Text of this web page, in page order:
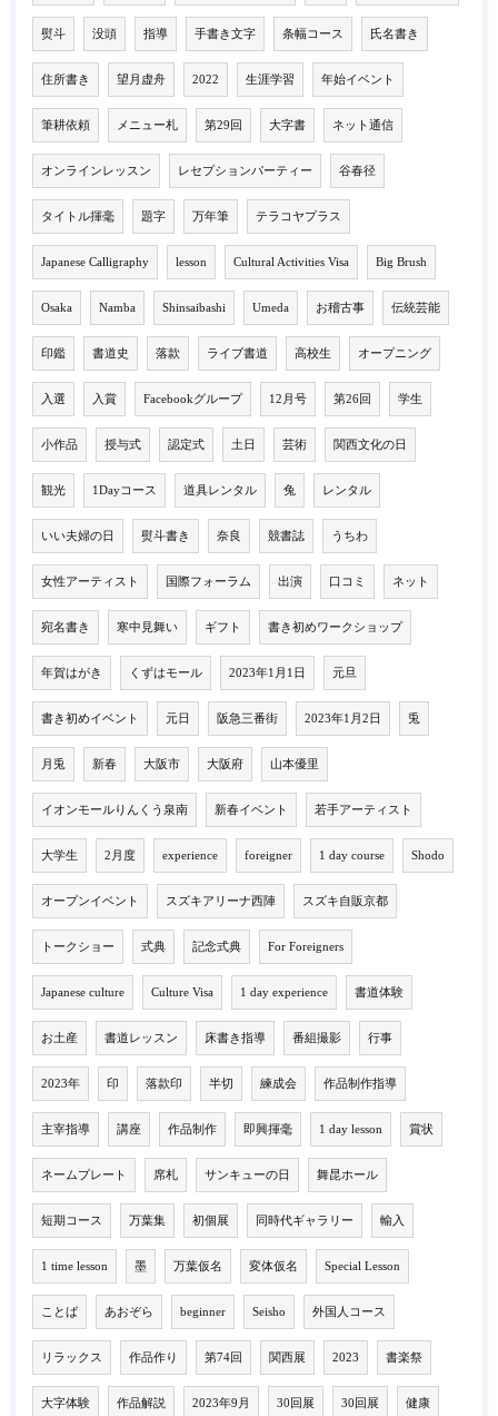
熨斗 没頭 指導 手書き文字 条幅コース 氏名書き
住所書き 望月虚舟 2022 生涯学習 年始イベント
筆耕依頼 メニュー札 第29回 大字書 ネット通信
オンラインレッスン レセプションパーティー 谷春径
タイトル揮毫 題字 万年筆 テラコヤプラス
Japanese Calligraphy lesson Cultural Activities Visa Big Brush
Osaka Namba Shinsaibashi Umeda お稽古事 伝統芸能
印鑑 書道史 落款 ライブ書道 高校生 オープニング
入選 入賞 Facebookグループ 12月号 第26回 学生
小作品 授与式 認定式 土日 芸術 関西文化の日
観光 1Dayコース 道具レンタル 兔 レンタル
いい夫婦の日 熨斗書き 奈良 競書誌 うちわ
女性アーティスト 国際フォーラム 出演 口コミ ネット
宛名書き 寒中見舞い ギフト 書き初めワークショップ
年賀はがき くずはモール 2023年1月1日 元旦
書き初めイベント 元日 阪急三番街 2023年1月2日 兎
月兎 新春 大阪市 大阪府 山本優里
イオンモールりんくう泉南 新春イベント 若手アーティスト
大学生 2月度 experience foreigner 1 day course Shodo
オープンイベント スズキアリーナ西陣 スズキ自販京都
トークショー 式典 記念式典 For Foreigners
Japanese culture Culture Visa 1 day experience 書道体験
お土産 書道レッスン 床書き指導 番組撮影 行事
2023年 印 落款印 半切 練成会 作品制作指導
主宰指導 講座 作品制作 即興揮毫 1 day lesson 賞状
ネームプレート 席札 サンキューの日 舞昆ホール
短期コース 万葉集 初個展 同時代ギャラリー 輸入
1 time lesson 墨 万葉仮名 変体仮名 Special Lesson
ことば あおぞら beginner Seisho 外国人コース
リラックス 作品作り 第74回 関西展 2023 書楽祭
大字体験 作品解説 2023年9月 30回展 30回展 健康